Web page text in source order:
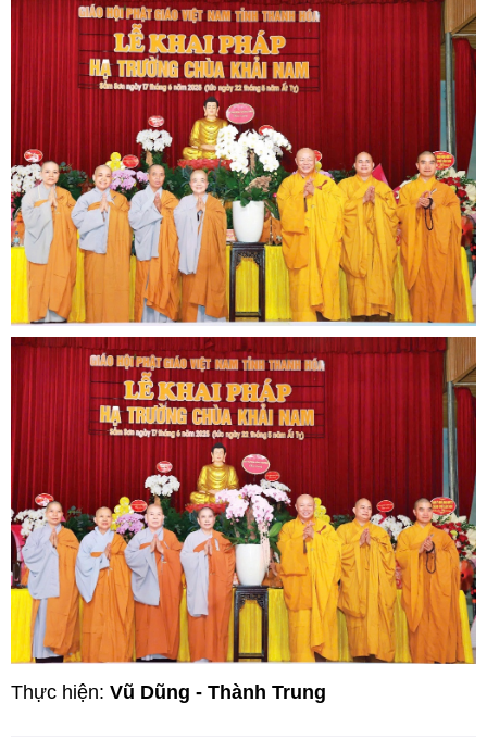
Thực hiện: Vũ Dũng - Thành Trung